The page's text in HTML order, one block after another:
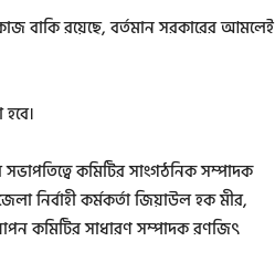
বাকি রয়েছে, বর্তমান সরকারের আমলেই
কমিটির সাংগঠনিক সম্পাদক
নির্বাহী কর্মকর্তা জিয়াউল হক মীর,
কমিটির সাধারণ সম্পাদক রণজিৎ